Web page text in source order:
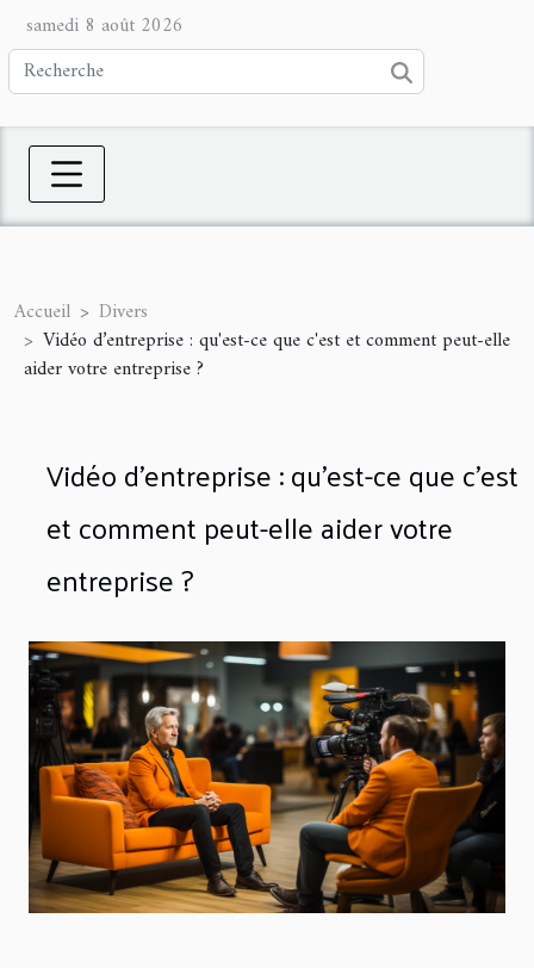
samedi 8 août 2026
Accueil
Divers
Vidéo d’entreprise : qu'est-ce que c'est et comment peut-elle
aider votre entreprise ?
Vidéo d’entreprise : qu'est-ce que c'est
et comment peut-elle aider votre
entreprise ?